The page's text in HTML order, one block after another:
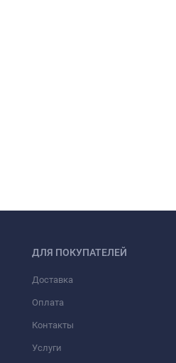
ДЛЯ ПОКУПАТЕЛЕЙ
Доставка
Оплата
Контакты
Услуги